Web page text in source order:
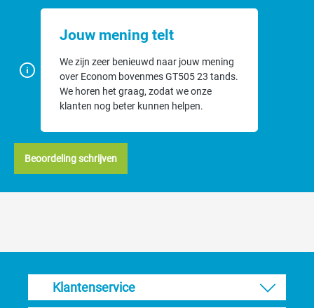
Jouw mening telt
We zijn zeer benieuwd naar jouw mening
over Econom bovenmes GT505 23 tands.
We horen het graag, zodat we onze
klanten nog beter kunnen helpen.
Beoordeling schrijven
Klantenservice